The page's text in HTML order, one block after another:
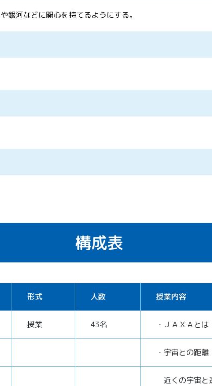
銀河などに関心を持てるようにする。
構成表
形式 人数 授業内容
授業 43名 ・ＪＡＸＡとは
・宇宙との距離
近くの宇宙と